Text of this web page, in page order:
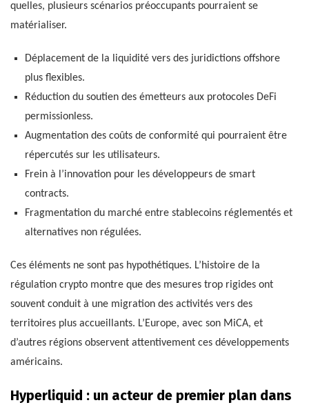
quelles, plusieurs scénarios préoccupants pourraient se
matérialiser.
Déplacement de la liquidité vers des juridictions offshore
plus flexibles.
Réduction du soutien des émetteurs aux protocoles DeFi
permissionless.
Augmentation des coûts de conformité qui pourraient être
répercutés sur les utilisateurs.
Frein à l’innovation pour les développeurs de smart
contracts.
Fragmentation du marché entre stablecoins réglementés et
alternatives non régulées.
Ces éléments ne sont pas hypothétiques. L’histoire de la
régulation crypto montre que des mesures trop rigides ont
souvent conduit à une migration des activités vers des
territoires plus accueillants. L’Europe, avec son MiCA, et
d’autres régions observent attentivement ces développements
américains.
Hyperliquid : un acteur de premier plan dans